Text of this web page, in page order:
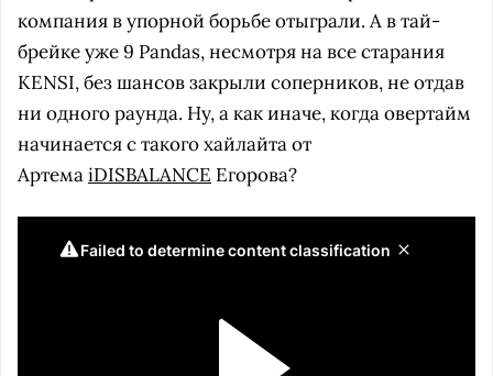
компания в упорной борьбе отыграли. А в тай-
брейке уже 9 Pandas, несмотря на все старания
KENSI, без шансов закрыли соперников, не отдав
ни одного раунда. Ну, а как иначе, когда овертайм
начинается с такого хайлайта от
АртемаiDISBALANCE Егорова?